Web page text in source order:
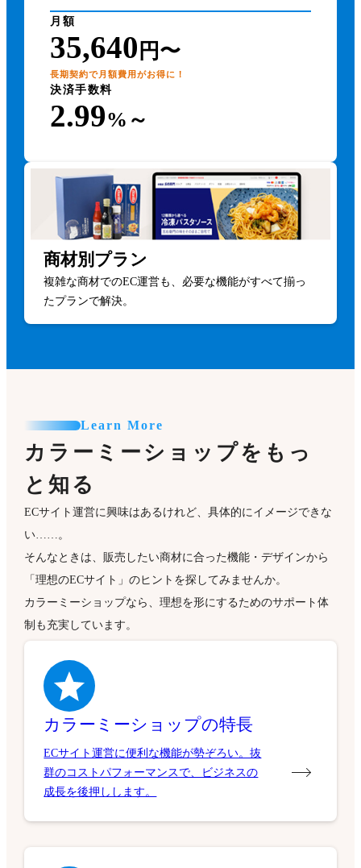
月額
35,640 円〜
長期契約で月額費用がお得に！
決済手数料
2.99%～
商材別プラン
複雑な商材でのEC運営も、必要な機能がすべて揃っ
たプランで解決。
Learn More
カラーミーショップをもっ
と知る
ECサイト運営に興味はあるけれど、具体的にイメージできな
い……。
そんなときは、販売したい商材に合った機能・デザインから
「理想のECサイト」のヒントを探してみませんか。
カラーミーショップなら、理想を形にするためのサポート体
制も充実しています。
カラーミーショップの特長
ECサイト運営に便利な機能が勢ぞろい。抜
群のコストパフォーマンスで、ビジネスの
成長を後押しします。